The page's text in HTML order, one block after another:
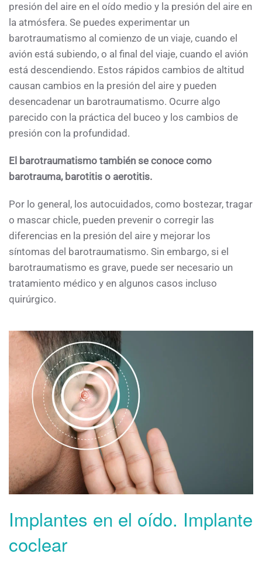
presión del aire en el oído medio y la presión del aire en
la atmósfera. Se puedes experimentar un
barotraumatismo al comienzo de un viaje, cuando el
avión está subiendo, o al final del viaje, cuando el avión
está descendiendo. Estos rápidos cambios de altitud
causan cambios en la presión del aire y pueden
desencadenar un barotraumatismo. Ocurre algo
parecido con la práctica del buceo y los cambios de
presión con la profundidad.
El barotraumatismo también se conoce como
barotrauma, barotitis o aerotitis.
Por lo general, los autocuidados, como bostezar, tragar
o mascar chicle, pueden prevenir o corregir las
diferencias en la presión del aire y mejorar los
síntomas del barotraumatismo. Sin embargo, si el
barotraumatismo es grave, puede ser necesario un
tratamiento médico y en algunos casos incluso
quirúrgico.
Implantes en el oído. Implante
coclear